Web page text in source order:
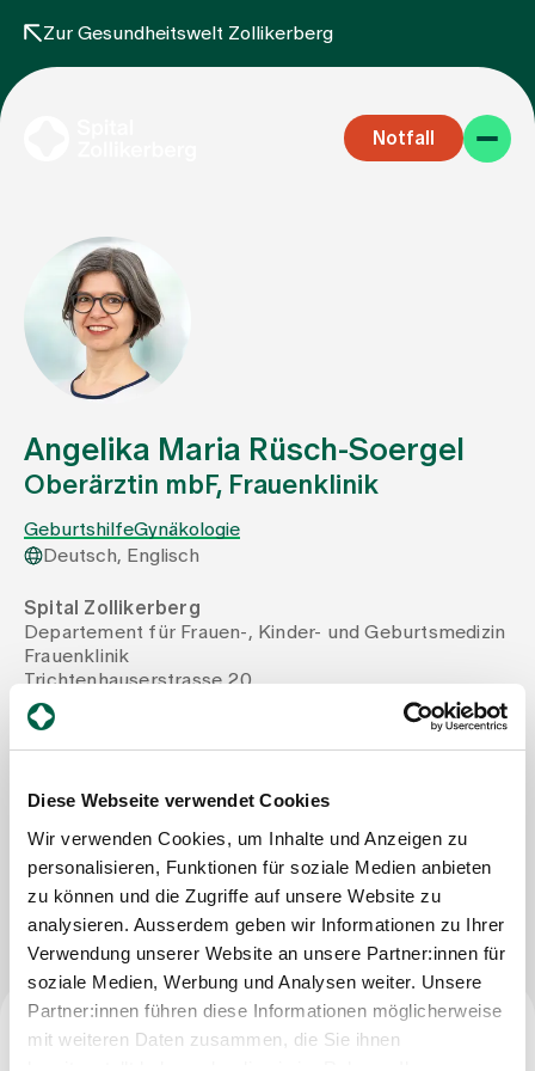
Diese Webseite verwendet Cookies
Wir verwenden Cookies, um Inhalte und Anzeigen zu
personalisieren, Funktionen für soziale Medien anbieten
zu können und die Zugriffe auf unsere Website zu
analysieren. Ausserdem geben wir Informationen zu Ihrer
Verwendung unserer Website an unsere Partner:innen für
soziale Medien, Werbung und Analysen weiter. Unsere
Partner:innen führen diese Informationen möglicherweise
mit weiteren Daten zusammen, die Sie ihnen
Zur Gesundheitswelt Zollikerberg
Notfall
Fachbereiche
Aufenthalt
Team
Zuweisende
Events
Über uns
Jobs & Karriere
Kontakt
Babygalerie
Angelika Maria Rüsch-Soergel
Oberärztin mbF, Frauenklinik
GeburtshilfeGynäkologie
Deutsch, Englisch
Spital Zollikerberg
Departement für Frauen-, Kinder- und Geburtsmedizin
Frauenklinik
Trichtenhauserstrasse 20
8125 Zollikerberg
Tel
Nachricht schreiben